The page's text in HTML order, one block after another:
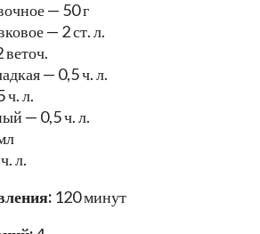
— 50 г
— 2 ст. л.
— 0,5 ч. л.
ч. л.
— 0,5 ч. л.
л.
120 минут